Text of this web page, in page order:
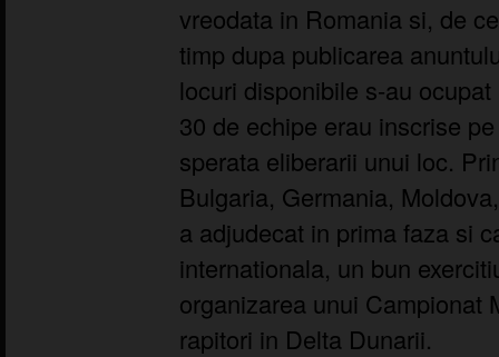
vreodata in Romania si, de
timp dupa publicarea
locuri disponibile s-au
30 de echipe erau inscrise
sperata eliberarii unui loc.
Bulgaria, Germania,
a adjudecat in prima faza si
internationala, un bun
organizarea unui Campionat
rapitori in Delta Dunarii.